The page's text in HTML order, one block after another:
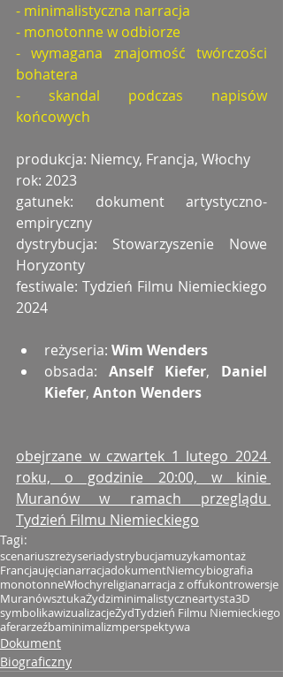
- minimalistyczna narracja
- monotonne w odbiorze
- wymagana znajomość twórczości
bohatera
- skandal podczas napisów
końcowych
produkcja: Niemcy, Francja, Włochy
rok: 2023
gatunek: dokument artystyczno-
empiryczny
dystrybucja: Stowarzyszenie Nowe
Horyzonty
festiwale: Tydzień Filmu Niemieckiego
2024
reżyseria: Wim Wenders
obsada: Anself Kiefer, Daniel
Kiefer, Anton Wenders
obejrzane w czwartek 1 lutego 2024
roku, o godzinie 20:00, w kinie
Muranów w ramach przeglądu
Tydzień Filmu Niemieckiego
Tagi:
scenariuszreżyseriadystrybucjamuzykamontaż
FrancjaujęcianarracjadokumentNiemcybiografia
monotonneWłochyreligianarracja z offukontrowersje
MuranówsztukaŻydziminimalistyczneartysta3D
symbolikawizualizacjeŻydTydzień Filmu Niemieckiego
aferarzeźbaminimalizmperspektywa
Dokument
Biograficzny